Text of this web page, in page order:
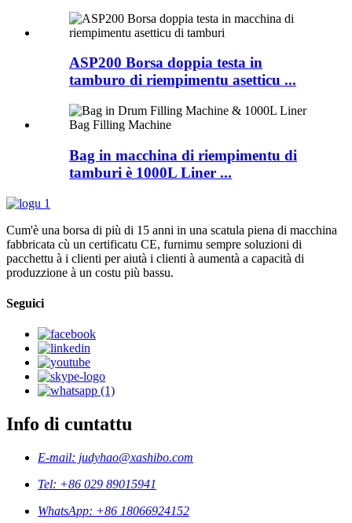
ASP200 Borsa doppia testa in
tamburo di riempimentu asetticu ...
Bag in macchina di riempimentu di
tamburi è 1000L Liner ...
Cum'è una borsa di più di 15 anni in una scatula piena di macchina
fabbricata cù un certificatu CE, furnimu sempre soluzioni di
pacchettu à i clienti per aiutà i clienti à aumentà a capacità di
produzzione à un costu più bassu.
Seguici
Info di cuntattu
E-mail: judyhao@xashibo.com
Tel: +86 029 89015941
WhatsApp: +86 18066924152